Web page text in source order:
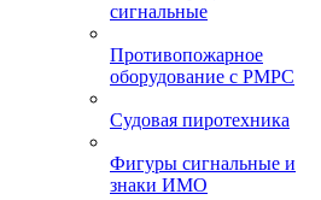
сигнальные
Противопожарное
оборудование с РМРС
Судовая пиротехника
Фигуры сигнальные и
знаки ИМО